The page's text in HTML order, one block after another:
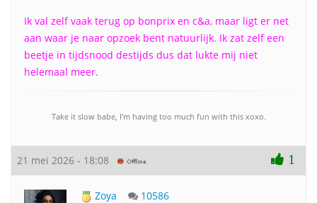
Ik val zelf vaak terug op bonprix en c&a, maar ligt er net
aan waar je naar opzoek bent natuurlijk. Ik zat zelf een
beetje in tijdsnood destijds dus dat lukte mij niet
helemaal meer.
Take it slow babe, I'm having too much fun with this xoxo.
21 mei 2026 - 18:08 1
Zoya 10586